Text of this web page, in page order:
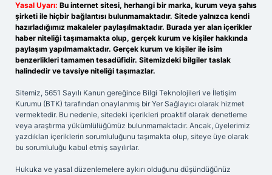
Yasal Uyarı: Bu internet sitesi, herhangi bir marka, kurum veya şahıs
şirketi ile hiçbir bağlantısı bulunmamaktadır. Sitede yalnızca kendi
hazırladığımız makaleler paylaşılmaktadır. Burada yer alan içerikler
haber niteliği taşımamakta olup, gerçek kurum ve kişiler hakkında
paylaşım yapılmamaktadır. Gerçek kurum ve kişiler ile isim
benzerlikleri tamamen tesadüfidir. Sitemizdeki bilgiler taslak
halindedir ve tavsiye niteliği taşımazlar.
Sitemiz, 5651 Sayılı Kanun gereğince Bilgi Teknolojileri ve İletişim
Kurumu (BTK) tarafından onaylanmış bir Yer Sağlayıcı olarak hizmet
vermektedir. Bu nedenle, sitedeki içerikleri proaktif olarak denetleme
veya araştırma yükümlülüğümüz bulunmamaktadır. Ancak, üyelerimiz
yazdıkları içeriklerin sorumluluğunu taşımakta olup, siteye üye olarak
bu sorumluluğu kabul etmiş sayılırlar.
Hukuka ve yasal düzenlemelere aykırı olduğunu düşündüğünüz